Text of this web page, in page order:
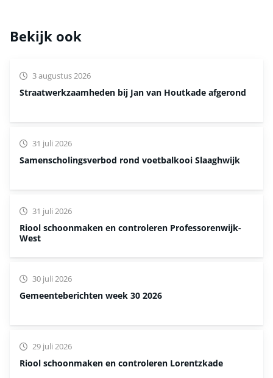
Bekijk ook
Straatwerkzaamheden bij Jan van Houtkade afgerond
3 augustus 2026
Samenscholingsverbod rond voetbalkooi Slaaghwijk
31 juli 2026
Riool schoonmaken en controleren Professorenwijk-
West
31 juli 2026
Gemeenteberichten week 30 2026
30 juli 2026
Riool schoonmaken en controleren Lorentzkade
29 juli 2026